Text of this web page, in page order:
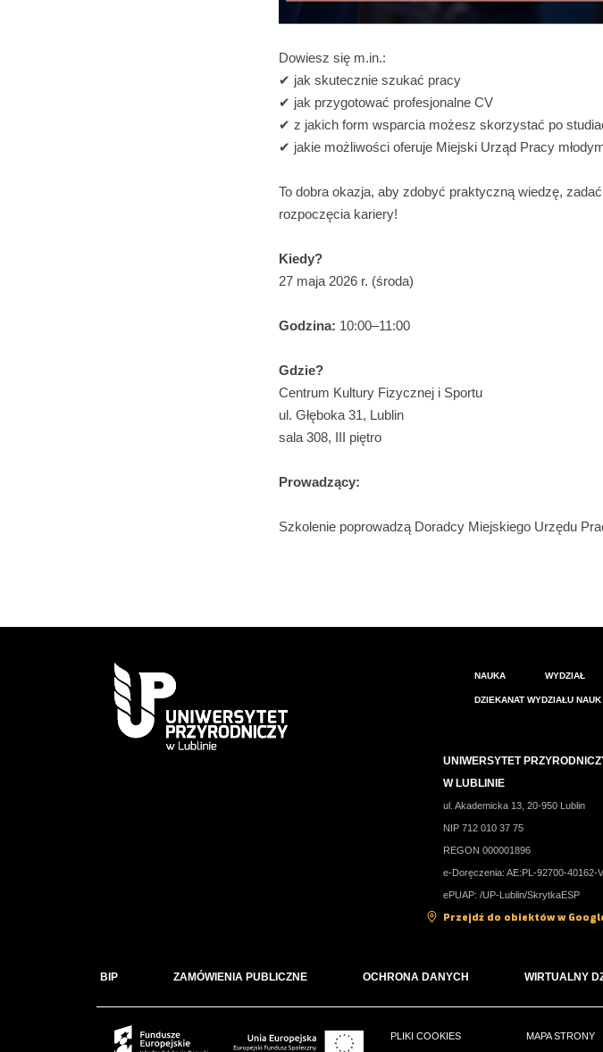
Dowiesz się m.in.:
✔ jak skutecznie szukać pracy
✔ jak przygotować profesjonalne CV
✔ z jakich form wsparcia możesz skorzystać po
✔ jakie możliwości oferuje Miejski Urząd Pracy
To dobra okazja, aby zdobyć praktyczną wiedzę,
rozpoczęcia kariery!
Kiedy?
27 maja 2026 r. (środa)
Godzina: 10:00–11:00
Gdzie?
Centrum Kultury Fizycznej i Sportu
ul. Głęboka 31, Lublin
sala 308, III piętro
Prowadzący:
Szkolenie poprowadzą Doradcy Miejskiego Urzędu
NAUKA WYDZIAŁ
DZIEKANAT WYDZIAŁU
UNIWERSYTET
W LUBLINIE
ul. Akademicka 13, 20-950 Lublin
NIP 712 010 37 75
REGON 000001896
e-Doręczenia: AE:PL-92700-40162-
ePUAP: /UP-Lublin/SkrytkaESP
Przejdź do obiektów w
BIP ZAMÓWIENIA PUBLICZNE OCHRONA DANYCH WIRTUALNY
PLIKI COOKIES MAPA STRONY